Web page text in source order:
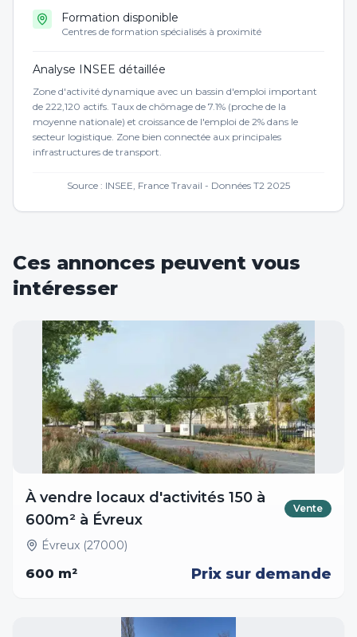
Formation disponible
Centres de formation spécialisés à proximité
Analyse INSEE détaillée
Zone d'activité dynamique avec un bassin d'emploi important
de 222,120 actifs. Taux de chômage de 7.1% (proche de la
moyenne nationale) et croissance de l'emploi de 2% dans le
secteur logistique. Zone bien connectée aux principales
infrastructures de transport.
Source : INSEE, France Travail - Données T2 2025
Ces annonces peuvent vous
intéresser
À vendre locaux d'activités 150 à
600m² à Évreux
Vente
Évreux (27000)
600 m² Prix sur demande